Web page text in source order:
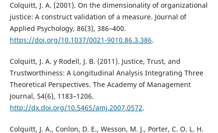
Colquitt, J. A. (2001). On the dimensionality of organizational
justice: A construct validation of a measure. Journal of
Applied Psychology, 86(3), 386–400.
https://doi.org/10.1037/0021-9010.86.3.386.
Colquitt, J. A. y Rodell, J. B. (2011). Justice, Trust, and
Trustworthiness: A Longitudinal Analysis Integrating Three
Theoretical Perspectives. The Academy of Management
Journal, 54(6), 1183–1206.
http://dx.doi.org/10.5465/amj.2007.0572.
Colquitt, J. A., Conlon, D. E., Wesson, M. J., Porter, C. O. L. H.